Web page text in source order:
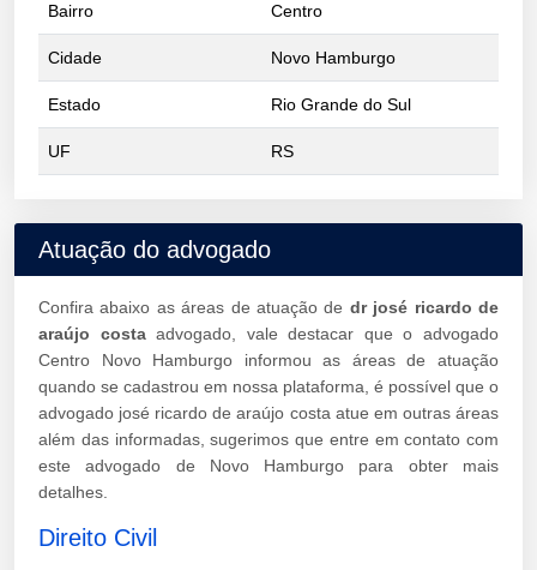
Bairro Centro
Cidade Novo Hamburgo
Estado Rio Grande do Sul
UF RS
Atuação do advogado
Confira abaixo as áreas de atuação de dr josé ricardo de
araújo costaadvogado, vale destacar que o advogado
Centro Novo Hamburgo informou as áreas de atuação
quando se cadastrou em nossa plataforma, é possível que o
advogado josé ricardo de araújo costa atue em outras áreas
além das informadas, sugerimos que entre em contato com
este advogado de Novo Hamburgo para obter mais
detalhes.
Direito Civil